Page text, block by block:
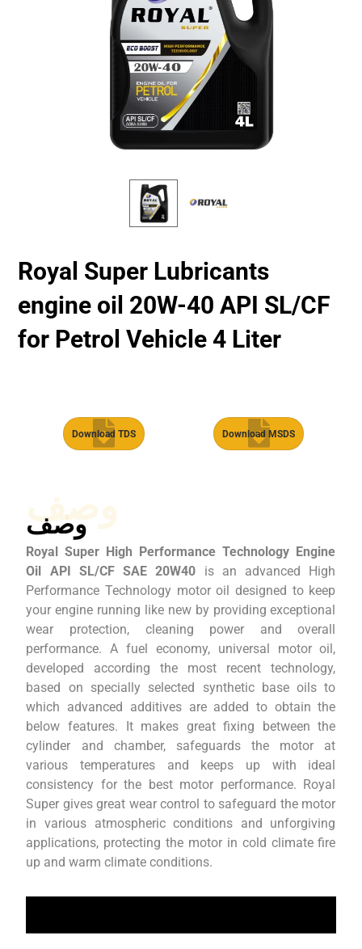
Royal Super Lubricants
engine oil 20W-40 API SL/CF
for Petrol Vehicle 4 Liter
Download TDS Download MSDS
وصف
وصف
Royal Super High Performance Technology Engine
Oil API SL/CF SAE 20W40 is an advanced High
Performance Technology motor oil designed to keep
your engine running like new by providing exceptional
wear protection, cleaning power and overall
performance. A fuel economy, universal motor oil,
developed according the most recent technology,
based on specially selected synthetic base oils to
which advanced additives are added to obtain the
below features. It makes great fixing between the
cylinder and chamber, safeguards the motor at
various temperatures and keeps up with ideal
consistency for the best motor performance. Royal
Super gives great wear control to safeguard the motor
in various atmospheric conditions and unforgiving
applications, protecting the motor in cold climate fire
up and warm climate conditions.